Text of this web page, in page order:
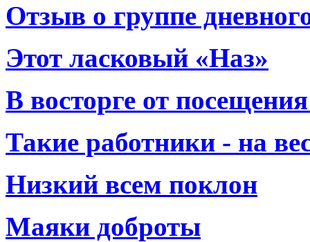
Отзыв о группе
Этот ласковый «Наз»
В восторге от
Такие работники - на
Низкий всем поклон
Маяки доброты